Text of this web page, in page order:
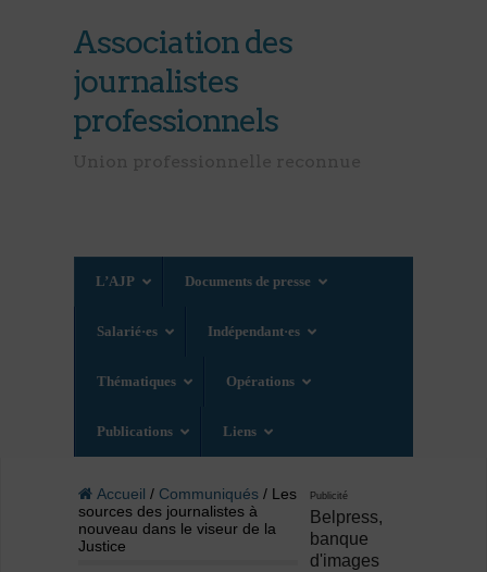
Association des
journalistes
professionnels
L’AJP Documents de presse
Salarié·es Indépendant·es
Thématiques Opérations
Publications Liens
Accueil / Communiqués/ Les
sources des journalistes à
nouveau dans le viseur de la
Justice
Publicité
Belpress,
banque
d'images